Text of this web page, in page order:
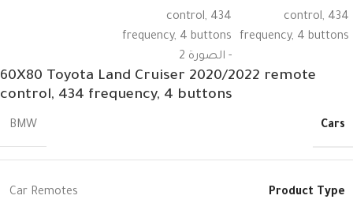
60X80 Toyota Land Cruiser 2020/2022 remote
control, 434 frequency, 4 buttons
Cars
BMW
Product Type
Car Remotes